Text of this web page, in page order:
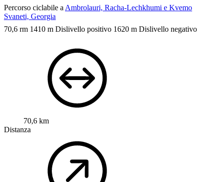
Percorso ciclabile a Ambrolauri, Racha-Lechkhumi e Kvemo
Svaneti, Georgia
70,6 rm 1410 m Dislivello positivo 1620 m Dislivello negativo
70,6 km
Distanza